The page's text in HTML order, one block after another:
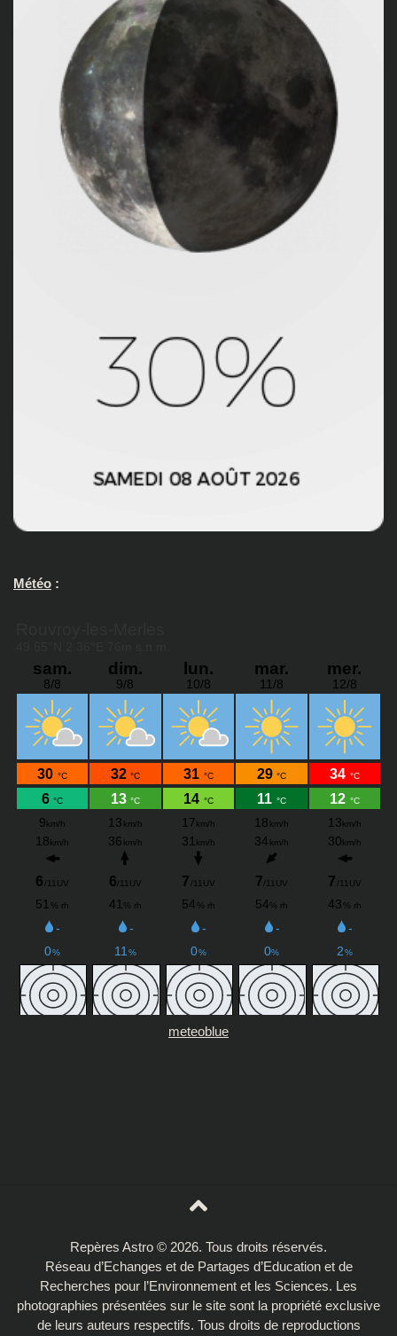
Météo :
meteoblue
Repères Astro © 2026. Tous droits réservés.
Réseau d’Echanges et de Partages d’Education et de
Recherches pour l’Environnement et les Sciences. Les
photographies présentées sur le site sont la propriété exclusive
de leurs auteurs respectifs. Tous droits de reproductions